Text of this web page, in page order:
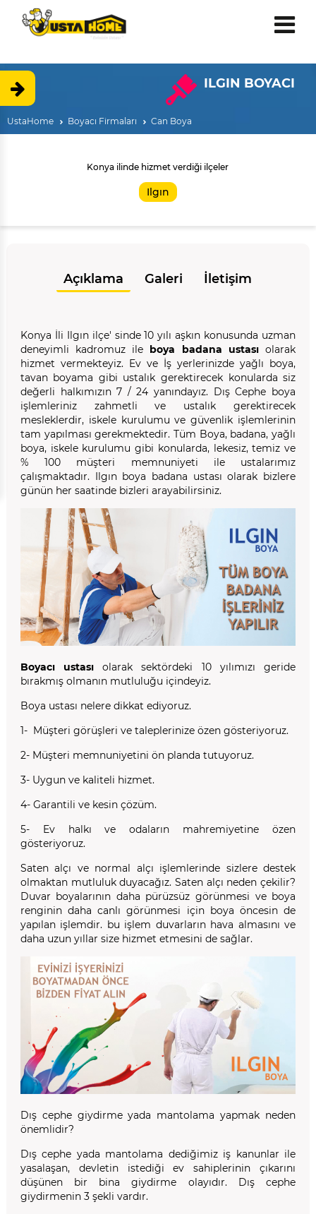
ILGIN BOYACI
UstaHome Boyacı Firmaları Can Boya
Konya ilinde hizmet verdiği ilçeler
Ilgın
Açıklama Galeri İletişim
Konya İli Ilgın ilçe' sinde 10 yılı aşkın konusunda uzman
deneyimli kadromuz ile boya badana ustasıolarak
hizmet vermekteyiz. Ev ve İş yerlerinizde yağlı boya,
tavan boyama gibi ustalık gerektirecek konularda siz
değerli halkımızın 7 / 24 yanındayız. Dış Cephe boya
işlemleriniz zahmetli ve ustalık gerektirecek
mesleklerdir, iskele kurulumu ve güvenlik işlemlerinin
tam yapılması gerekmektedir. Tüm Boya, badana, yağlı
boya, iskele kurulumu gibi konularda, lekesiz, temiz ve
% 100 müşteri memnuniyeti ile ustalarımız
çalışmaktadır. Ilgın boya badana ustası olarak bizlere
günün her saatinde bizleri arayabilirsiniz.
Boyacı ustasıolarak sektördeki 10 yılımızı geride
bırakmış olmanın mutluluğu içindeyiz.
Boya ustası nelere dikkat ediyoruz.
1- Müşteri görüşleri ve taleplerinize özen gösteriyoruz.
2- Müşteri memnuniyetini ön planda tutuyoruz.
3- Uygun ve kaliteli hizmet.
4- Garantili ve kesin çözüm.
5- Ev halkı ve odaların mahremiyetine özen
gösteriyoruz.
Saten alçı ve normal alçı işlemlerinde sizlere destek
olmaktan mutluluk duyacağız. Saten alçı neden çekilir?
Duvar boyalarının daha pürüzsüz görünmesi ve boya
renginin daha canlı görünmesi için boya öncesin de
yapılan işlemdir. bu işlem duvarların hava almasını ve
daha uzun yıllar size hizmet etmesini de sağlar.
Dış cephe giydirme yada mantolama yapmak neden
önemlidir?
Dış cephe yada mantolama dediğimiz iş kanunlar ile
yasalaşan, devletin istediği ev sahiplerinin çıkarını
düşünen bir bina giydirme olayıdır. Dış cephe
giydirmenin 3 şekli vardır.